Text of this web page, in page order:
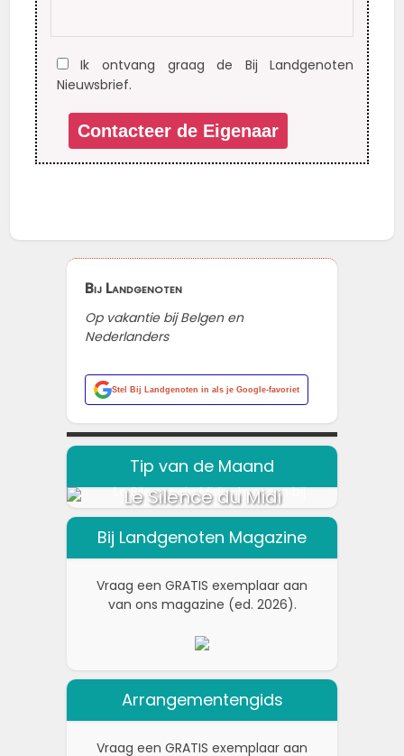
Ik ontvang graag de Bij Landgenoten
Nieuwsbrief.
Bij Landgenoten
Op vakantie bij Belgen en
Nederlanders
Stel Bij Landgenoten in als je Google-favoriet
Tip van de Maand
Le Silence du Midi
Bij Landgenoten Magazine
Vraag een GRATIS exemplaar aan
van ons magazine (ed. 2026).
Arrangementengids
Vraag een GRATIS exemplaar aan